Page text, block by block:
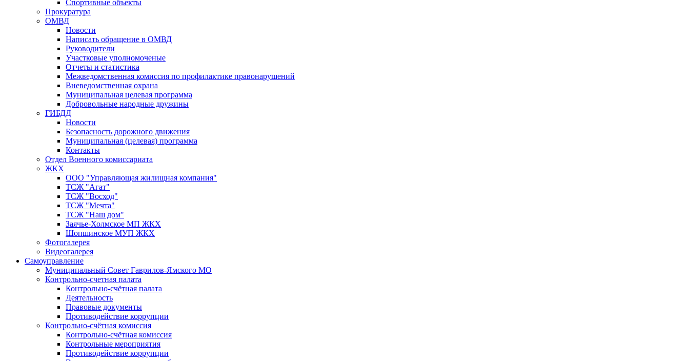
Спортивные объекты
Прокуратура
ОМВД
Новости
Написать обращение в ОМВД
Руководители
Участковые уполномоченые
Отчеты и статистика
Межведомственная комиссия по профилактике правонарушений
Вневедомственная охрана
Муниципальная целевая программа
Добровольные народные дружины
ГИБДД
Новости
Безопасность дорожного движения
Муниципальная (целевая) программа
Контакты
Отдел Военного комиссариата
ЖКХ
ООО "Управляющая жилищная компания"
ТСЖ "Агат"
ТСЖ "Восход"
ТСЖ "Мечта"
ТСЖ "Наш дом"
Заячье-Холмское МП ЖКХ
Шопшинское МУП ЖКХ
Фотогалерея
Видеогалерея
Самоуправление
Муниципальный Совет Гаврилов-Ямского МО
Контрольно-счетная палата
Контрольно-счётная палата
Деятельность
Правовые документы
Противодействие коррупции
Контрольно-счётная комиссия
Контрольно-счётная комиссия
Контрольные мероприятия
Противодействие коррупции